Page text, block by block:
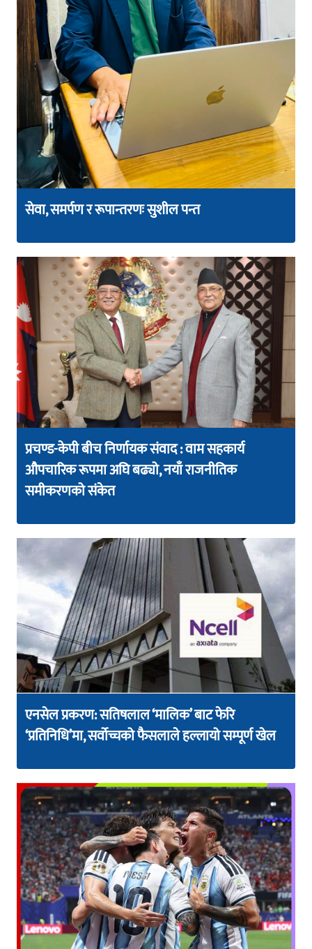
सेवा, समर्पण र रूपान्तरणः सुशील पन्त
प्रचण्ड-केपी बीच निर्णायक संवाद : वाम सहकार्य
औपचारिक रूपमा अघि बढ्यो, नयाँ राजनीतिक
समीकरणको संकेत
एनसेल प्रकरण: सतिषलाल ‘मालिक’ बाट फेरि
‘प्रतिनिधि’मा, सर्वोच्चको फैसलाले हल्लायो सम्पूर्ण खेल